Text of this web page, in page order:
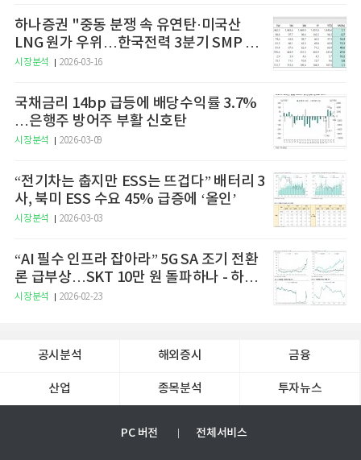
하나증권 "중동 분쟁 속 유연탄·미국산
LNG 원가 우위…한국전력 3분기 SMP 상
승 전망"
시장분석 2026-03-16
국채금리 14bp 급등에 배당수익률 3.7%
…은행주 방어주 부활 신호탄
시장분석 2026-03-09
“전기차는 춥지만 ESS는 뜨겁다” 배터리 3
사, 북미 ESS 수요 45% 급증에 ‘올인’
시장분석 2026-03-03
“AI 필수 인프라 잡아라” 5G SA 조기 전환
론 급부상…SKT 10만 원 돌파하나 - 하나
증권
시장분석 2026-02-23
공시분석 해외증시 금융
산업 종목분석 투자뉴스
PC 버전 전체서비스